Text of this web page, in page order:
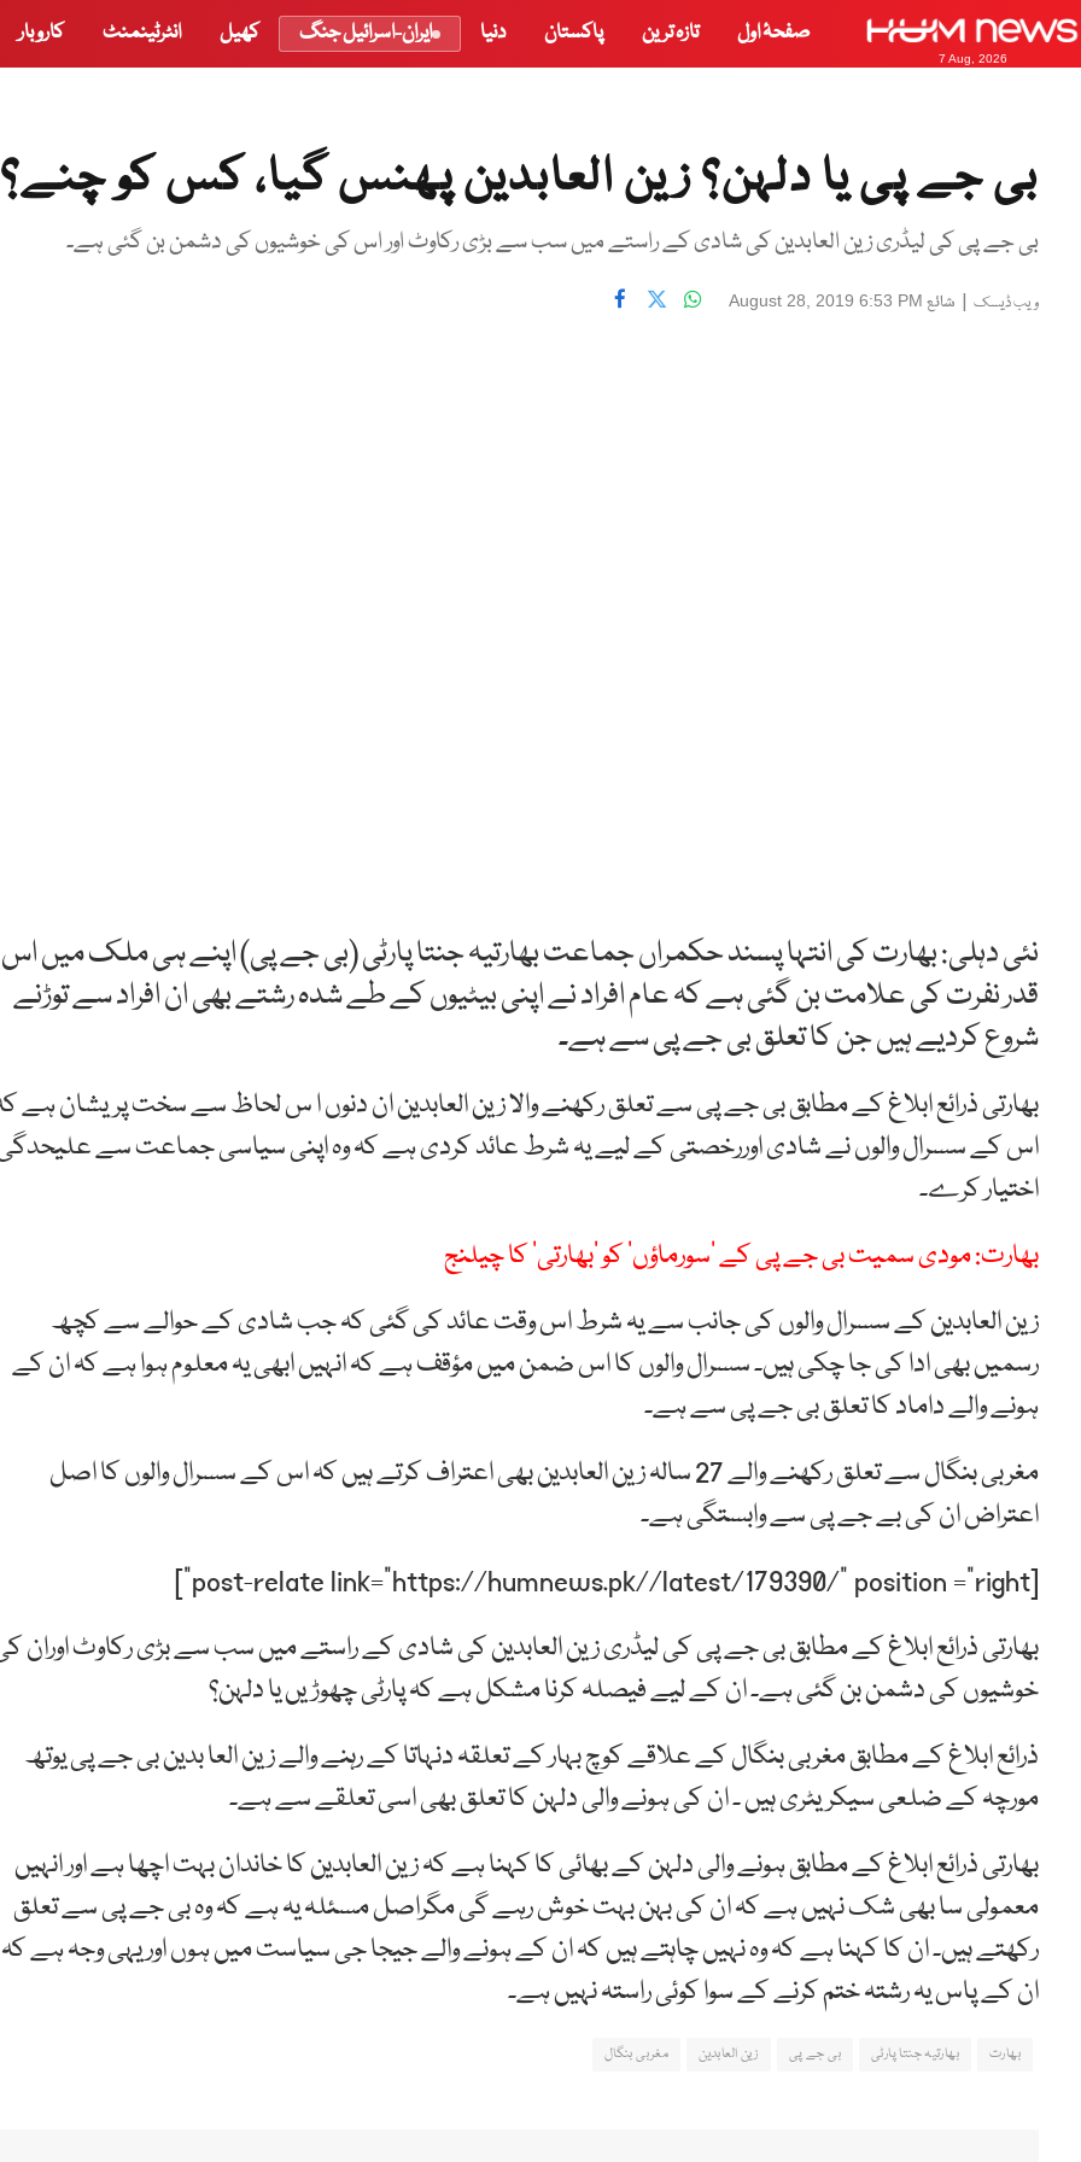
7 Aug, 2026
صفحۂ اول تازہ ترین پاکستان دنیا ایران-اسرائیل جنگ کھیل انٹرٹینمنٹ کاروبار
بی جے پی یا دلہن؟ زین العابدین پھنس گیا، کس کو چنے؟
بی جے پی کی لیڈری زین العابدین کی شادی کے راستے میں سب سے بڑی رکاوٹ اور اس کی خوشیوں کی دشمن بن گئی ہے۔
ویب ڈیسک | شائع August 28, 2019 6:53 PM
نئی دہلی: بھارت کی انتہا پسند حکمراں جماعت بھارتیہ جنتا پارٹی (بی جے پی) اپنے ہی ملک میں اس
قدر نفرت کی علامت بن گئی ہے کہ عام افراد نے اپنی بیٹیوں کے طے شدہ رشتے بھی ان افراد سے توڑنے
شروع کردیے ہیں جن کا تعلق بی جے پی سے ہے۔
بھارتی ذرائع ابلاغ کے مطابق بی جے پی سے تعلق رکھنے والا زین العابدین ان دنوں ا س لحاظ سے سخت پریشان ہے
اس کے سسرال والوں نے شادی اوررخصتی کے لیے یہ شرط عائد کردی ہے کہ وہ اپنی سیاسی جماعت سے
اختیار کرے۔
بھارت: مودی سمیت بی جے پی کے ’سورماؤں‘ کو ’بھارتی‘ کا چیلنج
زین العابدین کے سسرال والوں کی جانب سے یہ شرط اس وقت عائد کی گئی کہ جب شادی کے حوالے سے کچھ
رسمیں بھی ادا کی جا چکی ہیں۔ سسرال والوں کا اس ضمن میں مؤقف ہے کہ انہیں ابھی یہ معلوم ہوا ہے کہ ان کے
ہونے والے داماد کا تعلق بی جے پی سے ہے۔
مغربی بنگال سے تعلق رکھنے والے 27 سالہ زین العابدین بھی اعتراف کرتے ہیں کہ اس کے سسرال والوں کا اصل
اعتراض ان کی بے جے پی سے وابستگی ہے۔
[post-relate link=”https://humnews.pk//latest/179390/” position =”right”]
بھارتی ذرائع ابلاغ کے مطابق بی جے پی کی لیڈری زین العابدین کی شادی کے راستے میں سب سے بڑی رکاوٹ اوران
خوشیوں کی دشمن بن گئی ہے۔ ان کے لیے فیصلہ کرنا مشکل ہے کہ پارٹی چھوڑیں یا دلہن؟
ذرائع ابلاغ کے مطابق مغربی بنگال کے علاقے کوچ بہار کے تعلقہ دنہاتا کے رہنے والے زین العا بدین بی جے پی یوتھ
مورچہ کے ضلعی سیکریٹری ہیں ۔ ان کی ہونے والی دلہن کا تعلق بھی اسی تعلقے سے ہے۔
بھارتی ذرائع ابلاغ کے مطابق ہونے والی دلہن کے بھائی کا کہنا ہے کہ زین العابدین کا خاندان بہت اچھا ہے اور انہیں
معمولی سا بھی شک نہیں ہے کہ ان کی بہن بہت خوش رہے گی مگراصل مسئلہ یہ ہے کہ وہ بی جے پی سے تعلق
رکھتے ہیں۔ ان کا کہنا ہے کہ وہ نہیں چاہتے ہیں کہ ان کے ہونے والے جیجا جی سیاست میں ہوں اور یہی وجہ ہے کہ
ان کے پاس یہ رشتہ ختم کرنے کے سوا کوئی راستہ نہیں ہے۔
بھارت بھارتیہ جنتا پارٹی بی جے پی زین العابدین مغربی بنگال